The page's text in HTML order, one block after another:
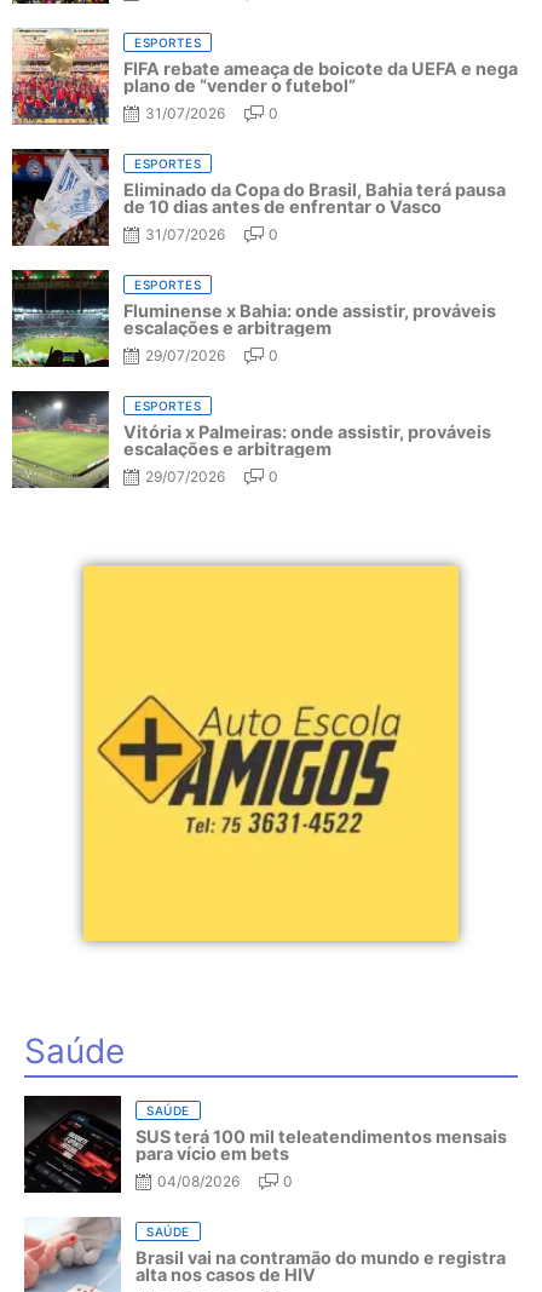
ESPORTES
FIFA rebate ameaça de boicote da UEFA e nega
plano de “vender o futebol”
31/07/2026 0
ESPORTES
Eliminado da Copa do Brasil, Bahia terá pausa
de 10 dias antes de enfrentar o Vasco
31/07/2026 0
ESPORTES
Fluminense x Bahia: onde assistir, prováveis
escalações e arbitragem
29/07/2026 0
ESPORTES
Vitória x Palmeiras: onde assistir, prováveis
escalações e arbitragem
29/07/2026 0
Saúde
SAÚDE
SUS terá 100 mil teleatendimentos mensais
para vício em bets
04/08/2026 0
SAÚDE
Brasil vai na contramão do mundo e registra
alta nos casos de HIV